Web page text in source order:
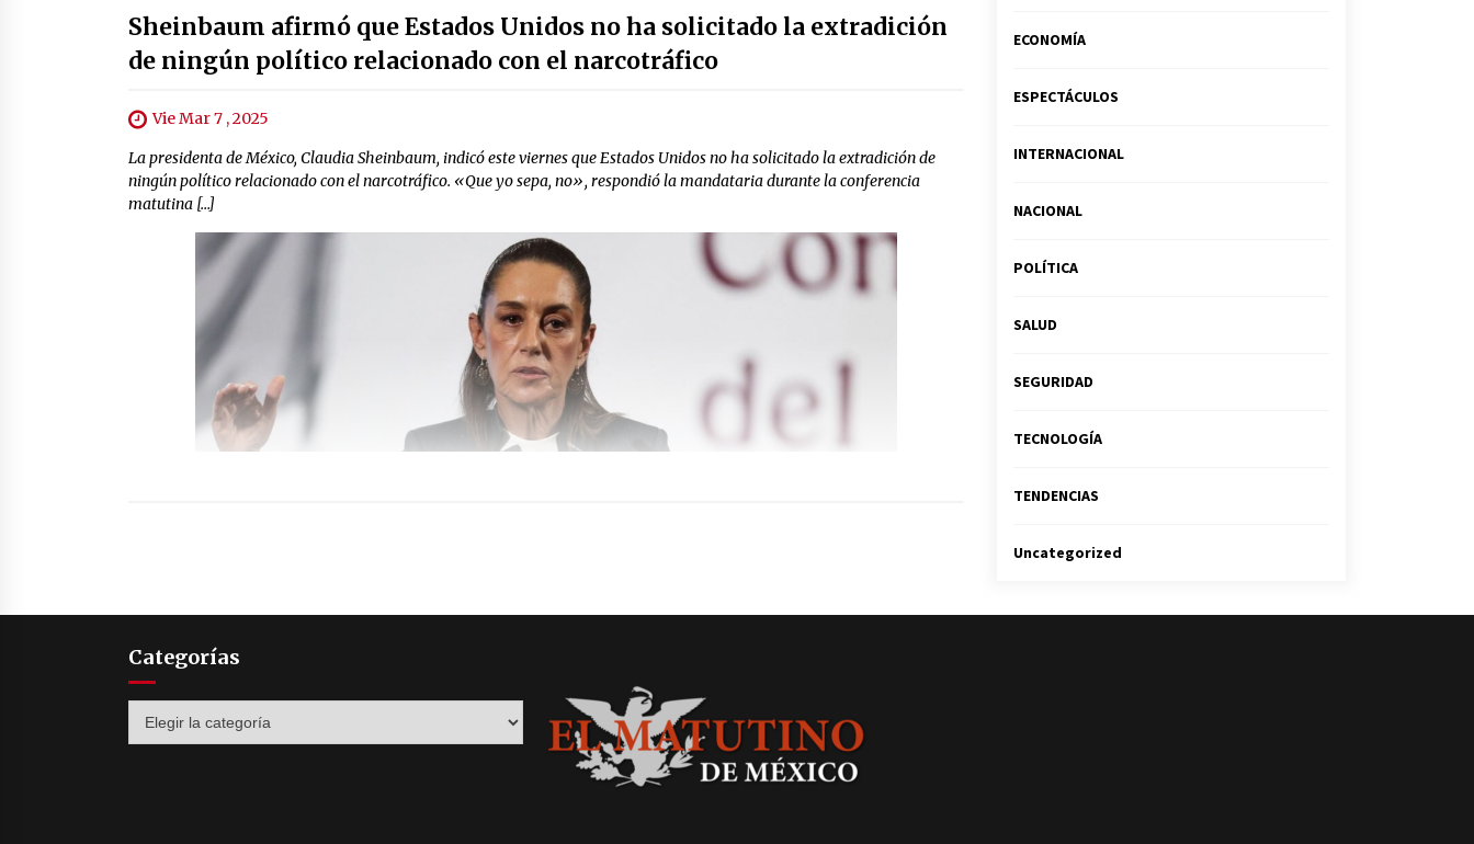
Sheinbaum afirmó que Estados Unidos no ha solicitado la extradición
de ningún político relacionado con el narcotráfico
Vie Mar 7 , 2025
La presidenta de México, Claudia Sheinbaum, indicó este viernes que Estados Unidos no ha solicitado la extradición de
ningún político relacionado con el narcotráfico. «Que yo sepa, no», respondió la mandataria durante la conferencia
matutina […]
ECONOMÍA
ESPECTÁCULOS
INTERNACIONAL
NACIONAL
POLÍTICA
SALUD
SEGURIDAD
TECNOLOGÍA
TENDENCIAS
Uncategorized
Categorías